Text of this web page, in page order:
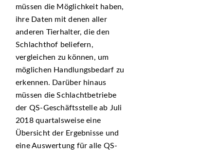
müssen die Möglichkeit haben,
ihre Daten mit denen aller
anderen Tierhalter, die den
Schlachthof beliefern,
vergleichen zu können, um
möglichen Handlungsbedarf zu
erkennen. Darüber hinaus
müssen die Schlachtbetriebe
der QS-Geschäftsstelle ab Juli
2018 quartalsweise eine
Übersicht der Ergebnisse und
eine Auswertung für alle QS-